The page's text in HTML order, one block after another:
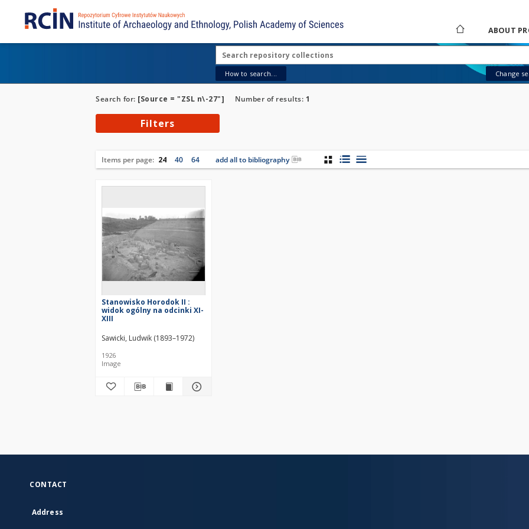
ABOUT
How to search... Change
Search for: [Source = "ZSL n\-27"] Number of results: 1
Filters
Items per page: 24 40 64 add all to bibliography
Stanowisko Horodok II :
widok ogólny na odcinki XI-
XIII
Sawicki, Ludwik (1893–1972)
1926
Image
CONTACT
Address